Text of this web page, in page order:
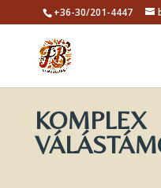
+36-30/201-4447
KOMPLEX